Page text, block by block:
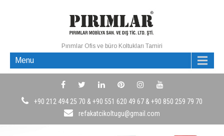
Pırımlar Ofis ve büro Koltukları Tamiri
Menu
+90 212 494 25 70 & +90 551 620 49 67 & +90 850 259 79 70
refakatcikoltugu@gmail.com